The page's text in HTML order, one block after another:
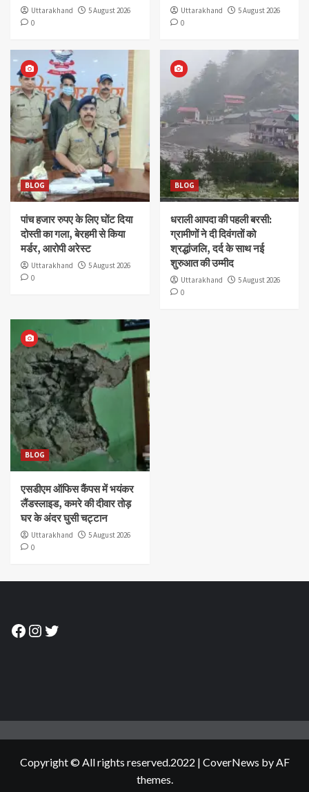
Uttarakhand
5 August 2026
0
Uttarakhand
5 August 2026
0
BLOG
पांच हजार रुपए के लिए घोंट दिया
दोस्ती का गला, बेरहमी से किया
मर्डर, आरोपी अरेस्ट
Uttarakhand
5 August 2026
0
BLOG
धराली आपदा की पहली बरसी:
ग्रामीणों ने दी दिवंगतों को
श्रद्धांजलि, दर्द के साथ नई
शुरुआत की उम्मीद
Uttarakhand
5 August 2026
0
BLOG
एसडीएम ऑफिस कैंपस में भयंकर
लैंडस्लाइड, कमरे की दीवार तोड़
घर के अंदर घुसी चट्टान
Uttarakhand
5 August 2026
0
Facebook
Instagram
Twitter
Copyright © All rights reserved.2022 | CoverNews by AF
themes.